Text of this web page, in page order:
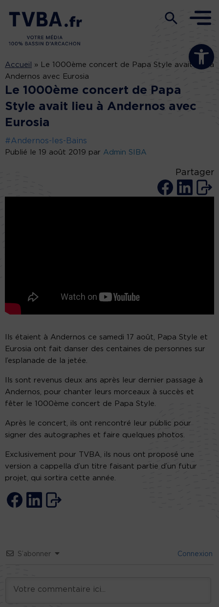
Ouvrir la
Accueil »
Le 1000ème concert de Papa Style avait lieu à
Andernos avec Eurosia
Le 1000ème concert de Papa
Style avait lieu à Andernos avec
Eurosia
#Andernos-les-Bains
Publié le 19 août 2019 par Admin SIBA
Partager
Ils étaient à Andernos ce samedi 17 août, Papa Style et
Eurosia ont fait danser des centaines de personnes sur
l’esplanade de la jetée.
Ils sont revenus deux ans après leur dernier passage à
Andernos, pour chanter leurs morceaux à succès et
fêter le 1000ème concert de Papa Style.
Après le concert, ils ont rencontré leur public pour
signer des autographes et faire quelques photos.
Exclusivement pour TVBA, ils nous ont proposé une
version a cappella d’un titre faisant partie d’un futur
projet, qui sortira cette année.
S’abonner Connexion